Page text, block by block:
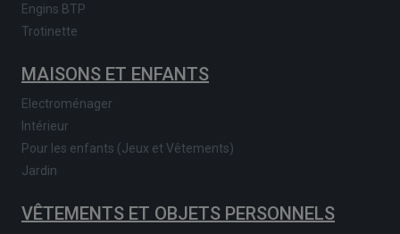
Engins BTP
Trotinette
MAISONS ET ENFANTS
Electroménager
Intérieur
Pour les enfants (Jeux et Vêtements)
Jardin
VÊTEMENTS ET OBJETS PERSONNELS